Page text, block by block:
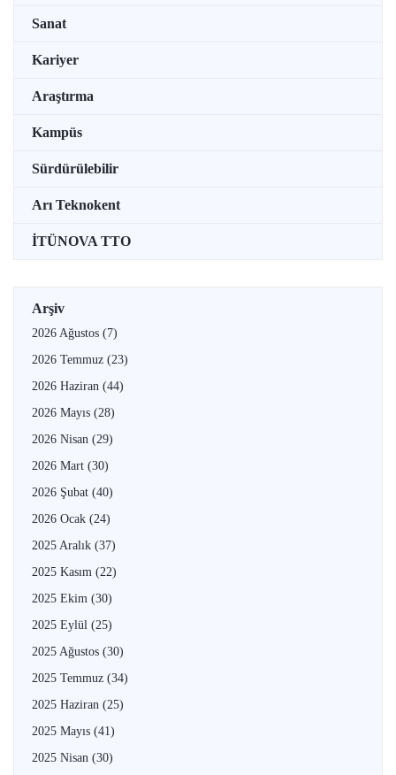
Sanat
Kariyer
Araştırma
Kampüs
Sürdürülebilir
Arı Teknokent
İTÜNOVA TTO
Arşiv
2026 Ağustos (7)
2026 Temmuz (23)
2026 Haziran (44)
2026 Mayıs (28)
2026 Nisan (29)
2026 Mart (30)
2026 Şubat (40)
2026 Ocak (24)
2025 Aralık (37)
2025 Kasım (22)
2025 Ekim (30)
2025 Eylül (25)
2025 Ağustos (30)
2025 Temmuz (34)
2025 Haziran (25)
2025 Mayıs (41)
2025 Nisan (30)